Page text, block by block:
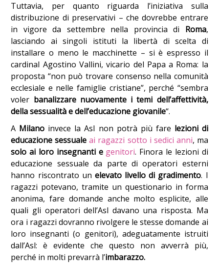
Tuttavia, per quanto riguarda l’iniziativa sulla
distribuzione di preservativi – che dovrebbe entrare
in vigore da settembre nella provincia di Roma,
lasciando ai singoli istituti la libertà di scelta di
installare o meno le macchinette – si è espresso il
cardinal Agostino Vallini, vicario del Papa a Roma: la
proposta “non può trovare consenso nella comunità
ecclesiale e nelle famiglie cristiane”, perché “sembra
voler banalizzare nuovamente i temi dell’affettività,
della sessualità e dell’educazione giovanile“.
A Milano invece la Asl non potrà più fare lezioni di
educazione sessualeai ragazzi sotto i sedici anni, ma
solo ai loro insegnanti e genitori. Finora le lezioni di
educazione sessuale da parte di operatori esterni
hanno riscontrato un elevato livello di gradimento. I
ragazzi potevano, tramite un questionario in forma
anonima, fare domande anche molto esplicite, alle
quali gli operatori dell’Asl davano una risposta. Ma
ora i ragazzi dovranno rivolgere le stesse domande ai
loro insegnanti (o genitori), adeguatamente istruiti
dall’Asl: è evidente che questo non avverrà più,
perché in molti prevarrà l’imbarazzo.